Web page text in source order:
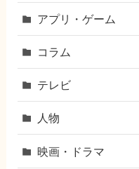
アプリ・ゲーム
コラム
テレビ
人物
映画・ドラマ